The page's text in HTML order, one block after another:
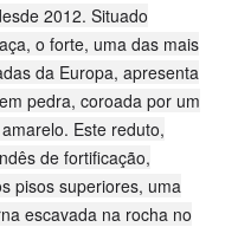
2012. Situado
o forte, uma das mais
da Europa, apresenta
pedra, coroada por um
Este reduto,
de fortificação,
pisos superiores, uma
escavada na rocha no